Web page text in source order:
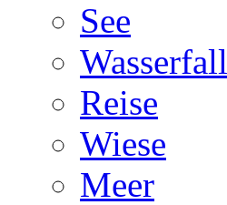
See
Wasserfall
Reise
Wiese
Meer